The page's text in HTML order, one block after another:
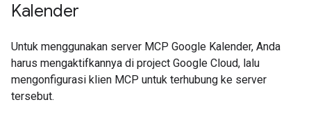
Kalender
Untuk menggunakan server MCP Google Kalender, Anda
harus mengaktifkannya di project Google Cloud, lalu
mengonfigurasi klien MCP untuk terhubung ke server
tersebut.